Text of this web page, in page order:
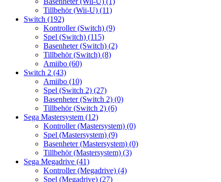
Tillbehör (Wii-U) (11)
Switch (192)
Kontroller (Switch) (9)
Spel (Switch) (115)
Basenheter (Switch) (2)
Tillbehör (Switch) (8)
Amiibo (60)
Switch 2 (43)
Amiibo (10)
Spel (Switch 2) (27)
Basenheter (Switch 2) (0)
Tillbehör (Switch 2) (6)
Sega Mastersystem (12)
Kontroller (Mastersystem) (0)
Spel (Mastersystem) (9)
Basenheter (Mastersystem) (0)
Tillbehör (Mastersystem) (3)
Sega Megadrive (41)
Kontroller (Megadrive) (4)
Spel (Megadrive) (27)